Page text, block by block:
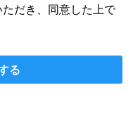
だき、同意した上で
る